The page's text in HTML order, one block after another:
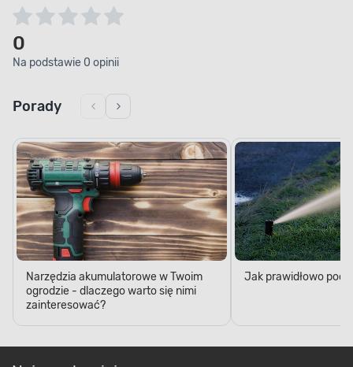
0
Na podstawie 0 opinii
Porady
Narzędzia akumulatorowe w Twoim
ogrodzie - dlaczego warto się nimi
zainteresować?
Jak prawidłowo